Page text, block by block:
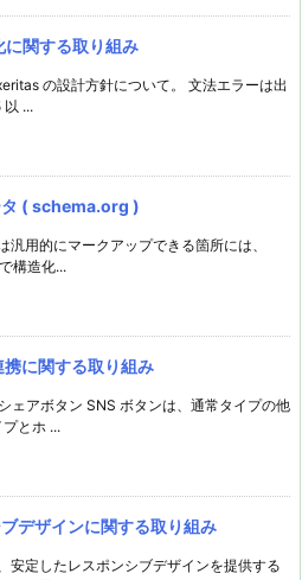
に関する取り組み
の設計方針について。 文法エラーは出
...
( schema.org )
汎用的にマークアップできる箇所には、
構造化...
携に関する取り組み
ェアボタン SNS ボタンは、通常タイプの他
とホ ...
デザインに関する取り組み
安定したレスポンシブデザインを提供する